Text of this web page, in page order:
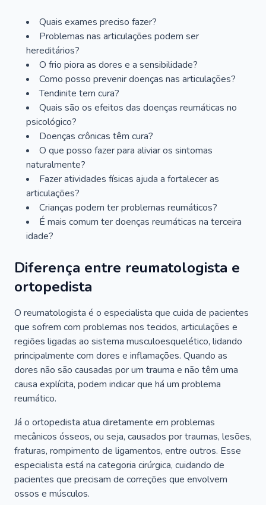
Quais exames preciso fazer?
Problemas nas articulações podem ser
hereditários?
O frio piora as dores e a sensibilidade?
Como posso prevenir doenças nas articulações?
Tendinite tem cura?
Quais são os efeitos das doenças reumáticas no
psicológico?
Doenças crônicas têm cura?
O que posso fazer para aliviar os sintomas
naturalmente?
Fazer atividades físicas ajuda a fortalecer as
articulações?
Crianças podem ter problemas reumáticos?
É mais comum ter doenças reumáticas na terceira
idade?
Diferença entre reumatologista e
ortopedista
O reumatologista é o especialista que cuida de pacientes
que sofrem com problemas nos tecidos, articulações e
regiões ligadas ao sistema musculoesquelético, lidando
principalmente com dores e inflamações. Quando as
dores não são causadas por um trauma e não têm uma
causa explícita, podem indicar que há um problema
reumático.
Já o ortopedista atua diretamente em problemas
mecânicos ósseos, ou seja, causados por traumas, lesões,
fraturas, rompimento de ligamentos, entre outros. Esse
especialista está na categoria cirúrgica, cuidando de
pacientes que precisam de correções que envolvem
ossos e músculos.